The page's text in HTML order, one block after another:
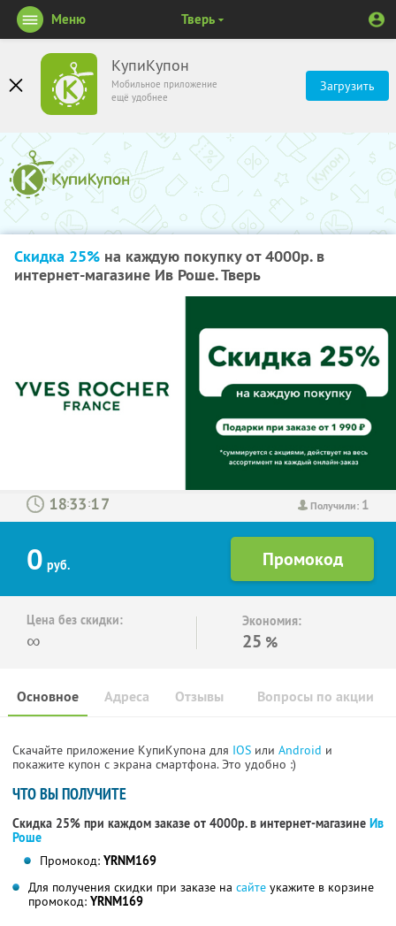
КупиКупон
Мобильное приложение
ещё удобнее
Загрузить
Меню Тверь
Скидка 25% на каждую покупку от 4000р. в
интернет-магазине Ив Роше. Тверь
Получили: 1
: :
0 руб.
Цена без скидки:
∞
Экономия:
25 %
Основное Отзывы Вопросы по акции
Адреса
Скачайте приложение КупиКупона для IOS или Android и
покажите купон с экрана смартфона. Это удобно :)
ЧТО ВЫ ПОЛУЧИТЕ
Скидка 25% при каждом заказе от 4000р. в интернет-магазине Ив
Роше
Промокод: YRNM169
Для получения скидки при заказе на сайте укажите в корзине
промокод: YRNM169